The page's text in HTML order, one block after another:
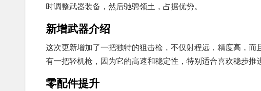
时调整武器装备，然后驰骋领土，占据优势。
新增武器介绍
这次更新增加了一把独特的狙击枪，不仅射程远，精度高，
有一把轻机枪，因为它的高速和稳定性，特别适合喜欢稳步推
零配件提升